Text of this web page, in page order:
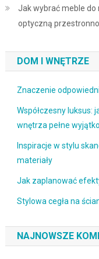
Jak wybrać meble do
optyczną
DOM I WNĘTRZE
Znaczenie
Współczesny luksus:
wnętrza pełne
Inspiracje w stylu
materiały
Jak zaplanować
Stylowa cegła na
NAJNOWSZE